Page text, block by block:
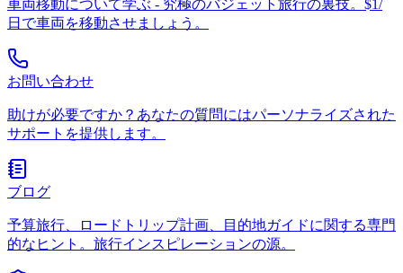
車両移動について学ぶ - 究極のバジェット旅行の裏技。$1/
日で車両を移動させましょう。
お問い合わせ
助けが必要ですか？あなたの質問にはパーソナライズされた
サポートを提供します。
ブログ
予算旅行、ロードトリップ計画、目的地ガイドに関する専門
的なヒント。旅行インスピレーションの源。